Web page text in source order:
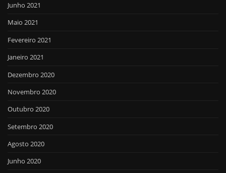
Junho 2021
Maio 2021
Fevereiro 2021
Janeiro 2021
Dezembro 2020
Novembro 2020
Outubro 2020
Setembro 2020
Agosto 2020
Junho 2020